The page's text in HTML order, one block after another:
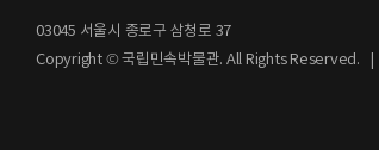
03045 서울시 종로구 삼청로 37
Copyright © 국립민속박물관. All Rights Reserved.
|